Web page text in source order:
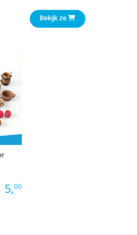
€1,00
tot
Bekijk ze
5,00Prijsklasse: